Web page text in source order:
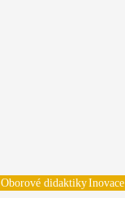
Oborové didaktikyInovace